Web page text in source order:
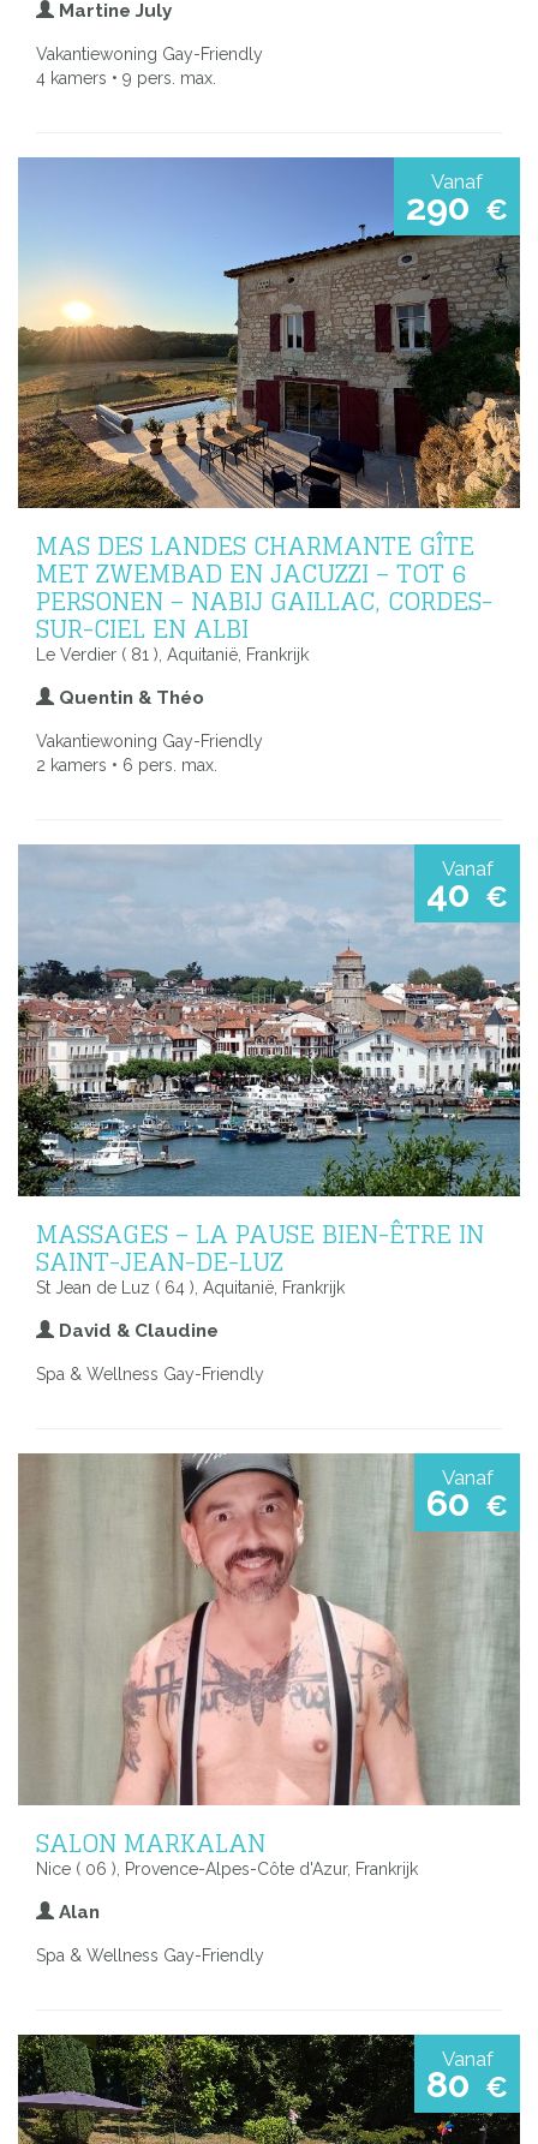
Martine July
Vakantiewoning Gay-Friendly
4 kamers • 9 pers. max.
Vanaf
290 €
MAS DES LANDES CHARMANTE GÎTE
MET ZWEMBAD EN JACUZZI – TOT 6
PERSONEN – NABIJ GAILLAC, CORDES-
SUR-CIEL EN ALBI
Le Verdier ( 81 ), Aquitanië, Frankrijk
Quentin & Théo
Vakantiewoning Gay-Friendly
2 kamers • 6 pers. max.
Vanaf
40 €
MASSAGES – LA PAUSE BIEN-ÊTRE IN
SAINT-JEAN-DE-LUZ
St Jean de Luz ( 64 ), Aquitanië, Frankrijk
David & Claudine
Spa & Wellness Gay-Friendly
Vanaf
60 €
SALON MARKALAN
Nice ( 06 ), Provence-Alpes-Côte d'Azur, Frankrijk
Alan
Spa & Wellness Gay-Friendly
Vanaf
80 €